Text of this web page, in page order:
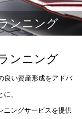
ンニング
ンニング
良い資産形成をアドバ
、
ニングサービスを提供